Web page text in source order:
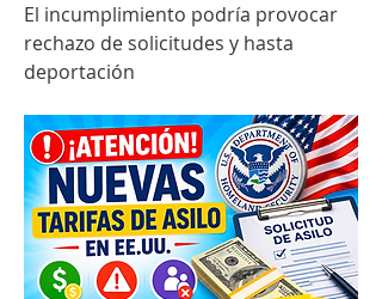
El incumplimiento podría provocar
rechazo de solicitudes y hasta
deportación